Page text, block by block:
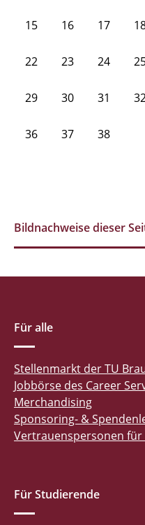
15 16 17
22 23 24
29 30 31
36 37 38
Bildnachweise dieser
Für alle
Stellenmarkt der TU
Jobbörse des Career
Merchandising
Sponsoring- &
Vertrauenspersonen für
Für Studierende